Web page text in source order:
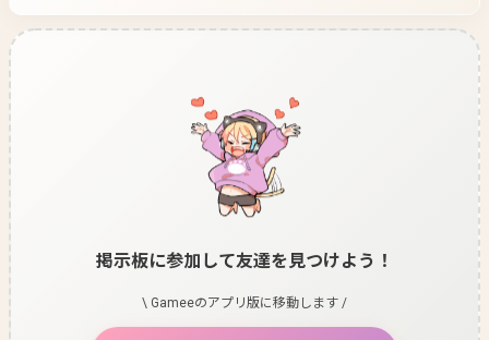
掲示板に参加して友達を見つけよう！
\ Gameeのアプリ版に移動します /